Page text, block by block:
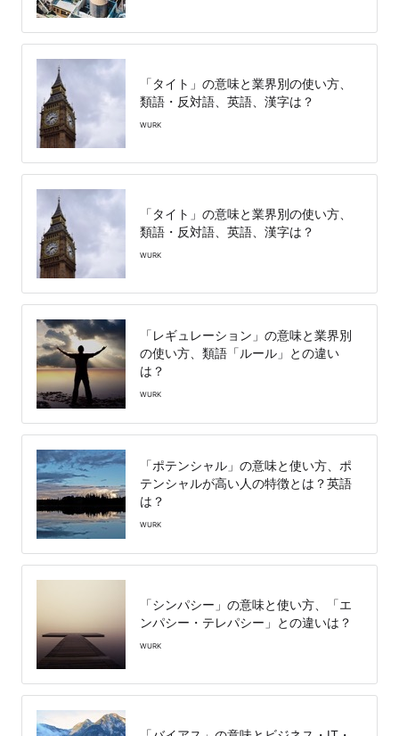
「タイト」の意味と業界別の使い方、
類語・反対語、英語、漢字は？
WURK
「タイト」の意味と業界別の使い方、
類語・反対語、英語、漢字は？
WURK
「レギュレーション」の意味と業界別
の使い方、類語「ルール」との違い
は？
WURK
「ポテンシャル」の意味と使い方、ポ
テンシャルが高い人の特徴とは？英語
は？
WURK
「シンパシー」の意味と使い方、「エ
ンパシー・テレパシー」との違いは？
WURK